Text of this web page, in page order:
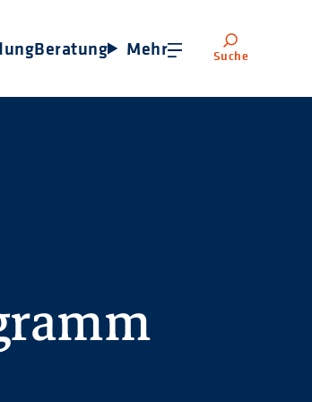
Beratung Mehr Suche